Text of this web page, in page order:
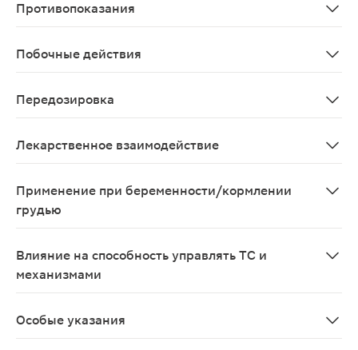
Противопоказания
Побочные действия
Передозировка
Лекарственное взаимодействие
Применение при беременности/кормлении
грудью
Влияние на способность управлять ТС и
механизмами
Особые указания